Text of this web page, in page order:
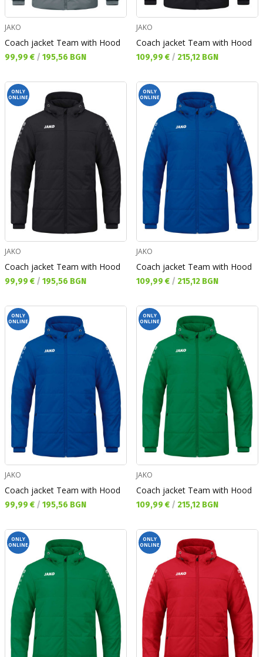
JAKO
Coach jacket Team with Hood
Текуща цена:
99,99 € / 195,56 BGN
JAKO
Coach jacket Team with Hood
Текуща цена:
109,99 € / 215,12 BGN
ONLY
ONLINE
JAKO
Coach jacket Team with Hood
Текуща цена:
99,99 € / 195,56 BGN
ONLY
ONLINE
JAKO
Coach jacket Team with Hood
Текуща цена:
109,99 € / 215,12 BGN
ONLY
ONLINE
JAKO
Coach jacket Team with Hood
Текуща цена:
99,99 € / 195,56 BGN
ONLY
ONLINE
JAKO
Coach jacket Team with Hood
Текуща цена:
109,99 € / 215,12 BGN
ONLY
ONLINE
ONLY
ONLINE